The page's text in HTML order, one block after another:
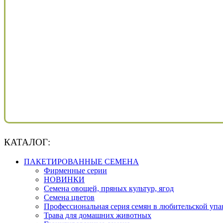
КАТАЛОГ:
ПАКЕТИРОВАННЫЕ СЕМЕНА
Фирменные серии
НОВИНКИ
Семена овощей, пряных культур, ягод
Семена цветов
Профессиональная серия семян в любительской
Трава для домашних животных